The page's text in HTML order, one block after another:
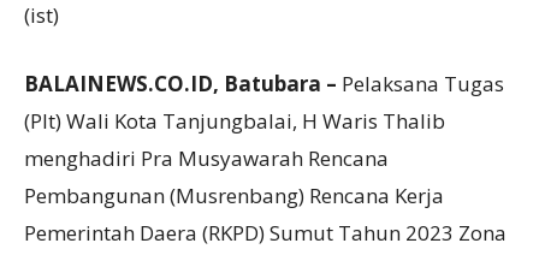
(ist)
BALAINEWS.CO.ID, Batubara – Pelaksana Tugas
(Plt) Wali Kota Tanjungbalai, H Waris Thalib
menghadiri Pra Musyawarah Rencana
Pembangunan (Musrenbang) Rencana Kerja
Pemerintah Daera (RKPD) Sumut Tahun 2023 Zona